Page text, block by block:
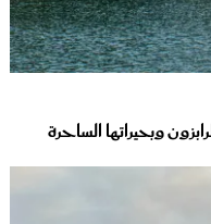
وبحيراتها الساحرة